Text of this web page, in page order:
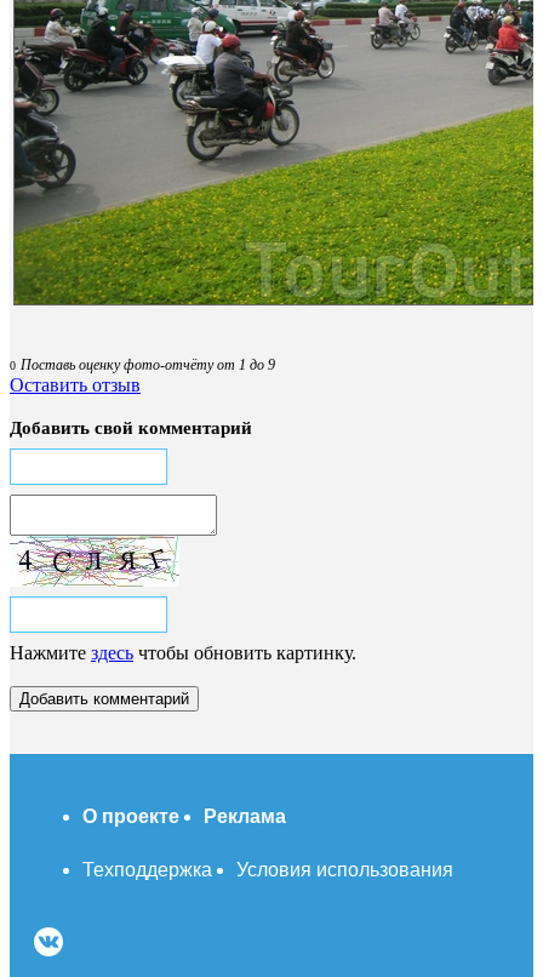
0 Поставь оценку фото-отчёту от 1 до 9
Оставить отзыв
Добавить свой комментарий
Нажмите здесь чтобы обновить картинку.
О проекте Реклама
Техподдержка Условия использования